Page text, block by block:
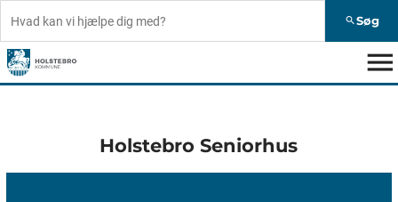
search Søg
menu
Holstebro Seniorhus